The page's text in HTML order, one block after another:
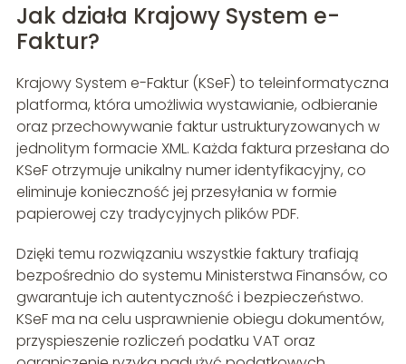
Jak działa Krajowy System e-
Faktur?
Krajowy System e-Faktur (KSeF) to teleinformatyczna
platforma, która umożliwia wystawianie, odbieranie
oraz przechowywanie faktur ustrukturyzowanych w
jednolitym formacie XML. Każda faktura przesłana do
KSeF otrzymuje unikalny numer identyfikacyjny, co
eliminuje konieczność jej przesyłania w formie
papierowej czy tradycyjnych plików PDF.
Dzięki temu rozwiązaniu wszystkie faktury trafiają
bezpośrednio do systemu Ministerstwa Finansów, co
gwarantuje ich autentyczność i bezpieczeństwo.
KSeF ma na celu usprawnienie obiegu dokumentów,
przyspieszenie rozliczeń podatku VAT oraz